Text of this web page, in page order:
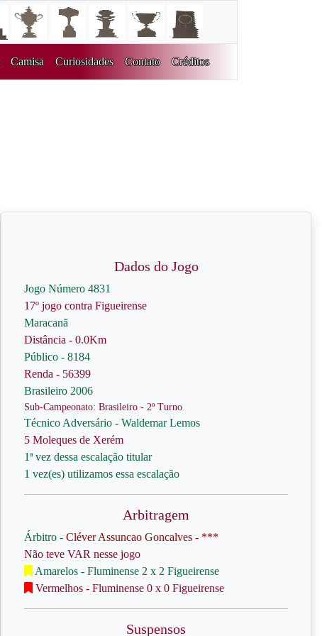
Camisa Curiosidades Contato Créditos
Dados do Jogo
Jogo Número 4831
17º jogo contra Figueirense
Maracanã
Distância - 0.0Km
Público - 8184
Renda - 56399
Brasileiro 2006
Sub-Campeonato: Brasileiro - 2º Turno
Técnico Adversário - Waldemar Lemos
5 Moleques de Xerém
1ª vez dessa escalação titular
1 vez(es) utilizamos essa escalação
Arbitragem
Árbitro - Cléver Assuncao Goncalves - ***
Não teve VAR nesse jogo
Amarelos - Fluminense 2 x 2 Figueirense
Vermelhos - Fluminense 0 x 0 Figueirense
Suspensos